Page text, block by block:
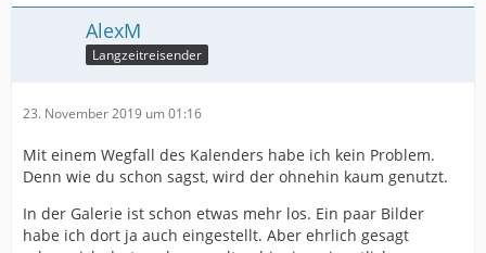
AlexM
Langzeitreisender
23. November 2019 um 01:16
Mit einem Wegfall des Kalenders habe ich kein Problem.
Denn wie du schon sagst, wird der ohnehin kaum genutzt.
In der Galerie ist schon etwas mehr los. Ein paar Bilder
habe ich dort ja auch eingestellt. Aber ehrlich gesagt